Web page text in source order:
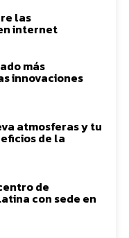
las
internet
más
innovaciones
atmosferas y tu
de la
de
con sede en